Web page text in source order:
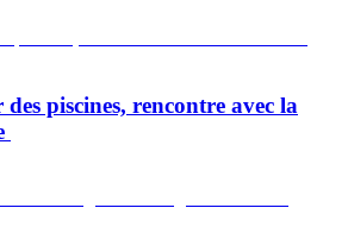
piscines, rencontre avec la